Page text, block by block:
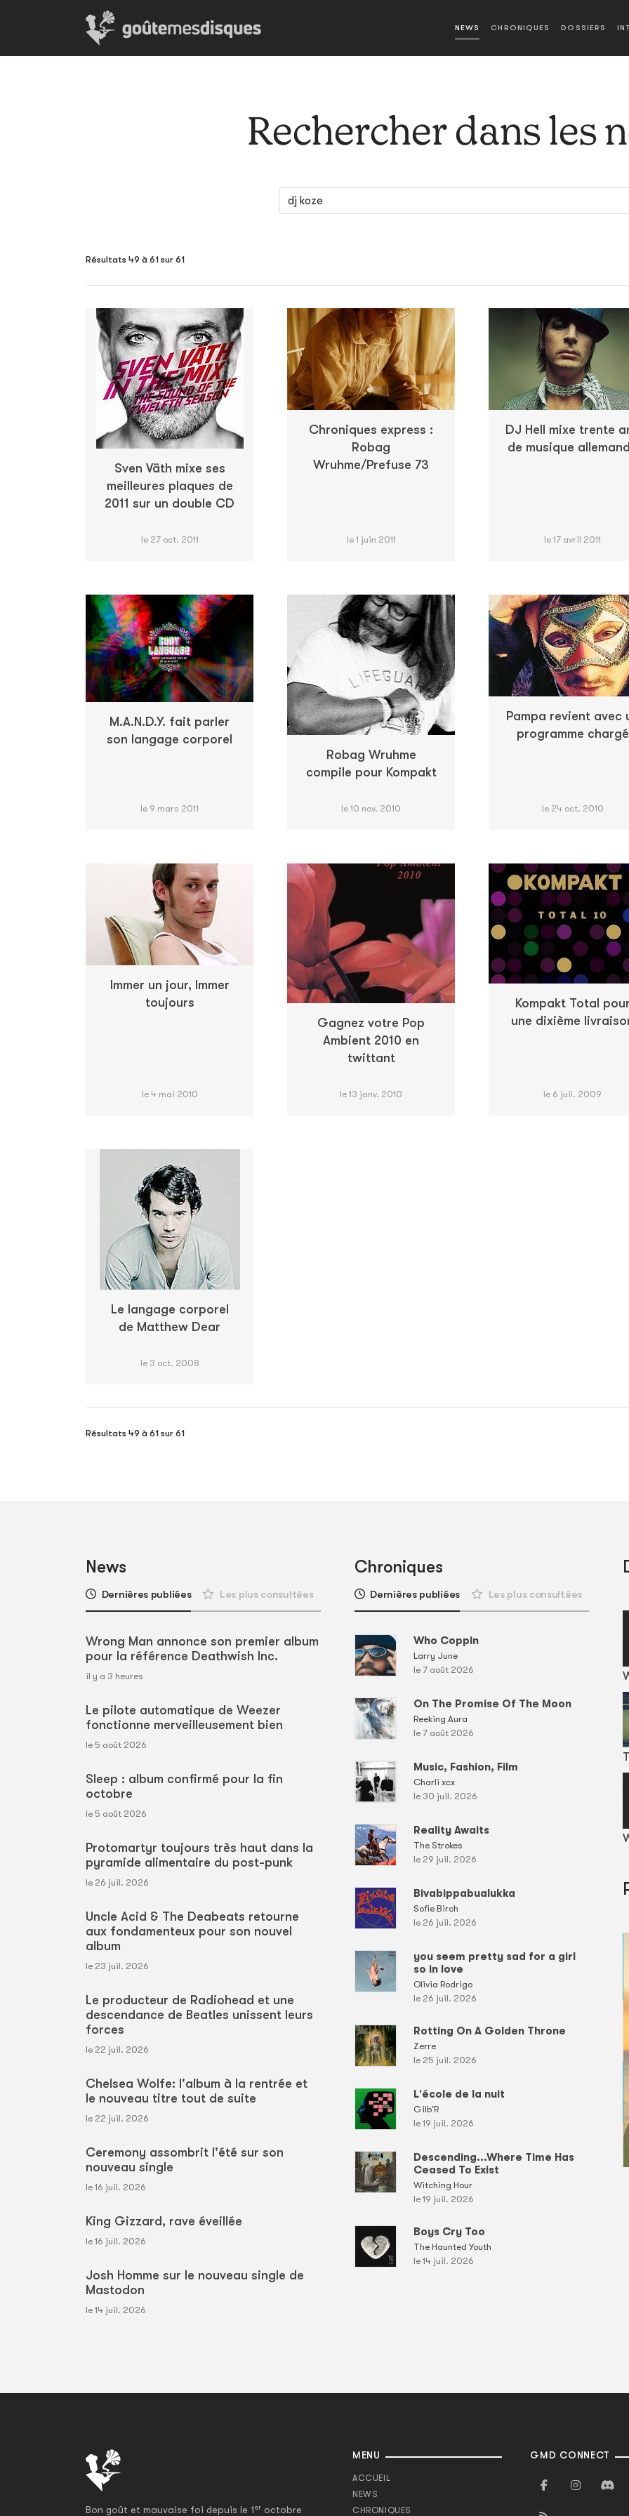
NEWS CHRONIQUES DOSSIERS
Rechercher dans les
Résultats 49 à 61 sur 61
Sven Väth mixe ses
meilleures plaques de
2011 sur un double CD
le 27 oct. 2011
Chroniques express :
Robag
Wruhme/Prefuse 73
le 1 juin 2011
DJ Hell mixe trente
de musique
le 17 avril 2011
M.A.N.D.Y. fait parler
son langage corporel
le 9 mars 2011
Robag Wruhme
compile pour Kompakt
le 10 nov. 2010
Pampa revient avec
programme chargé
le 24 oct. 2010
Immer un jour, Immer
toujours
le 4 mai 2010
Gagnez votre Pop
Ambient 2010 en
twittant
le 13 janv. 2010
Kompakt Total pour
une dixième
le 6 juil. 2009
Le langage corporel
de Matthew Dear
le 3 oct. 2008
Résultats 49 à 61 sur 61
News
Dernières publiées Les plus consultées
Wrong Man annonce son premier album
pour la référence Deathwish Inc.
il y a 3 heures
Le pilote automatique de Weezer
fonctionne merveilleusement bien
le 5 août 2026
Sleep : album confirmé pour la fin
octobre
le 5 août 2026
Protomartyr toujours très haut dans la
pyramide alimentaire du post-punk
le 26 juil. 2026
Uncle Acid & The Deabeats retourne
aux fondamenteux pour son nouvel
album
le 23 juil. 2026
Le producteur de Radiohead et une
descendance de Beatles unissent leurs
forces
le 22 juil. 2026
Chelsea Wolfe: l'album à la rentrée et
le nouveau titre tout de suite
le 22 juil. 2026
Ceremony assombrit l'été sur son
nouveau single
le 16 juil. 2026
King Gizzard, rave éveillée
le 16 juil. 2026
Josh Homme sur le nouveau single de
Mastodon
le 14 juil. 2026
Chroniques
Dernières publiées Les plus consultées
Who Coppin
Larry June
le 7 août 2026
On The Promise Of The Moon
Reeking Aura
le 7 août 2026
Music, Fashion, Film
Charli xcx
le 30 juil. 2026
Reality Awaits
The Strokes
le 29 juil. 2026
Bivabippabualukka
Sofie Birch
le 26 juil. 2026
you seem pretty sad for a girl
so in love
Olivia Rodrigo
le 26 juil. 2026
Rotting On A Golden Throne
Zerre
le 25 juil. 2026
L'école de la nuit
Gilb'R
le 19 juil. 2026
Descending...Where Time Has
Ceased To Exist
Witching Hour
le 19 juil. 2026
Boys Cry Too
The Haunted Youth
le 14 juil. 2026
Bon goût et mauvaise foi depuis le 1er octobre
MENU
ACCUEIL
NEWS
CHRONIQUES
GMD CONNECT